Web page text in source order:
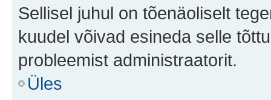
Sellisel juhul on tõenäoliselt
kuudel võivad esineda selle
probleemist administraatorit.
Üles